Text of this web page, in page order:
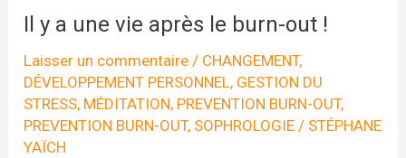
Il y a une vie après le burn-out !
Laisser un commentaire / CHANGEMENT,
DÉVELOPPEMENT PERSONNEL, GESTION DU
STRESS, MÉDITATION, PREVENTION BURN-OUT,
PREVENTION BURN-OUT, SOPHROLOGIE / STÉPHANE
YAÏCH